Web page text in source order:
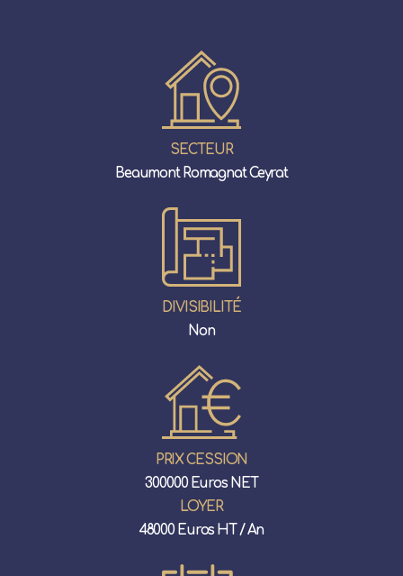
SECTEUR
Beaumont Romagnat Ceyrat
DIVISIBILITÉ
Non
PRIX CESSION
300000 Euros NET
LOYER
48000 Euros HT / An